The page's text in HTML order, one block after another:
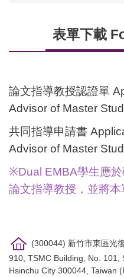
表單下載
論文指導教授認證單
Advisor of Master
共同指導申請書
Advisor of Master
※Dual EMBA學生應
論文指導教授，並將本
(300044) 新竹市東區光
910, TSMC Building, No. 101,
Hsinchu City 300044, Taiwan